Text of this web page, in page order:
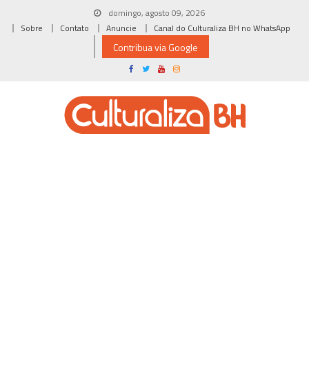
domingo, agosto 09, 2026
Sobre
Contato Anuncie Canal do Culturaliza BH no WhatsApp
Contribua via Google